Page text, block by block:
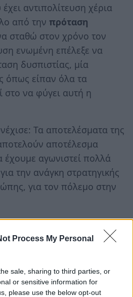
Process My Personal
sale, sharing to third parties, or
or sensitive information for
please use the below opt-out
αντιπολίτευση χέρια
από την πρόταση
σταθώ στον χρόνο τον
ενωμένη επέλεξε να
δυσπιστίας, μία
όπως είπαν όλα τα
να φύγει αυτή η
Τα αποτελέσματα της
αποτέλεσμα
έχουμε αγωνιστεί πολλά
την ανάγκη στρατηγικής
για τον πόλεμο στην